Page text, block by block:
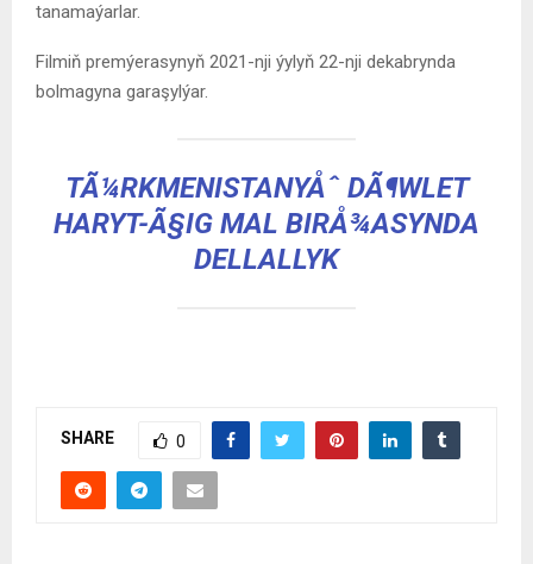
tanamaýarlar.
Filmiň premýerasynyň 2021-nji ýylyň 22-nji dekabrynda
bolmagyna garaşylýar.
TÃ¼RKMENISTANYÅˆ DÃ¶WLET
HARYT-Ã§IG MAL BIRÅ¾ASYNDA
DELLALLYK
SHARE 0